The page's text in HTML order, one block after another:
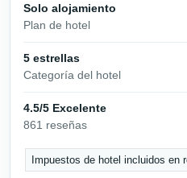
Solo alojamiento
Plan de hotel
5 estrellas
Categoría del hotel
4.5/5 Excelente
861 reseñas
Impuestos de hotel incluidos en